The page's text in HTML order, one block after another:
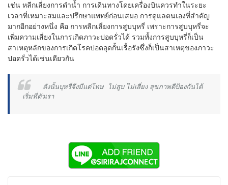
เช่น หลีกเลี่ยงการดำน้ำ การเดินทางโดยเครื่องบินควรทำในระยะ
เวลาที่เหมาะสมและปรึกษาแพทย์ก่อนเสมอ การดูแลตนเองที่สำคัญ
มากอีกอย่างหนึ่ง คือ การหลีกเลี่ยงการสูบบุหรี่ เพราะการสูบบุหรี่จะ
เพิ่มความเสี่ยงในการเกิดภาวะปอดรั่วได้ รวมทั้งการสูบบุหรี่ก็เป็น
สาเหตุหลักของการเกิดโรคปอดอุดกั้นเรื้อรังซึ่งก็เป็นสาเหตุของภาวะ
ปอดรั่วได้เช่นเดียวกัน
ดังนั้นบุหรี่จึงมีแต่โทษ ไม่สูบ ไม่เสี่ยง สุขภาพดีป้องกันได้
เริ่มที่ตัวเรา